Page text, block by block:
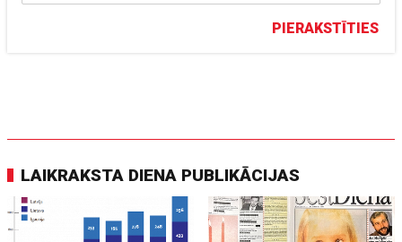
PIERAKSTĪTIES
LAIKRAKSTA DIENA PUBLIKĀCIJAS